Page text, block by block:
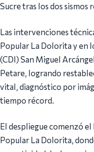
Sucre tras los dos sismos
Las intervenciones
Popular La Dolorita y en
(CDI) San Miguel
Petare, logrando
vital, diagnóstico por
tiempo récord.
El despliegue comenzó
Popular La Dolorita,